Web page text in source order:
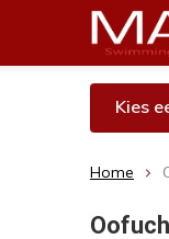
Kies
Home